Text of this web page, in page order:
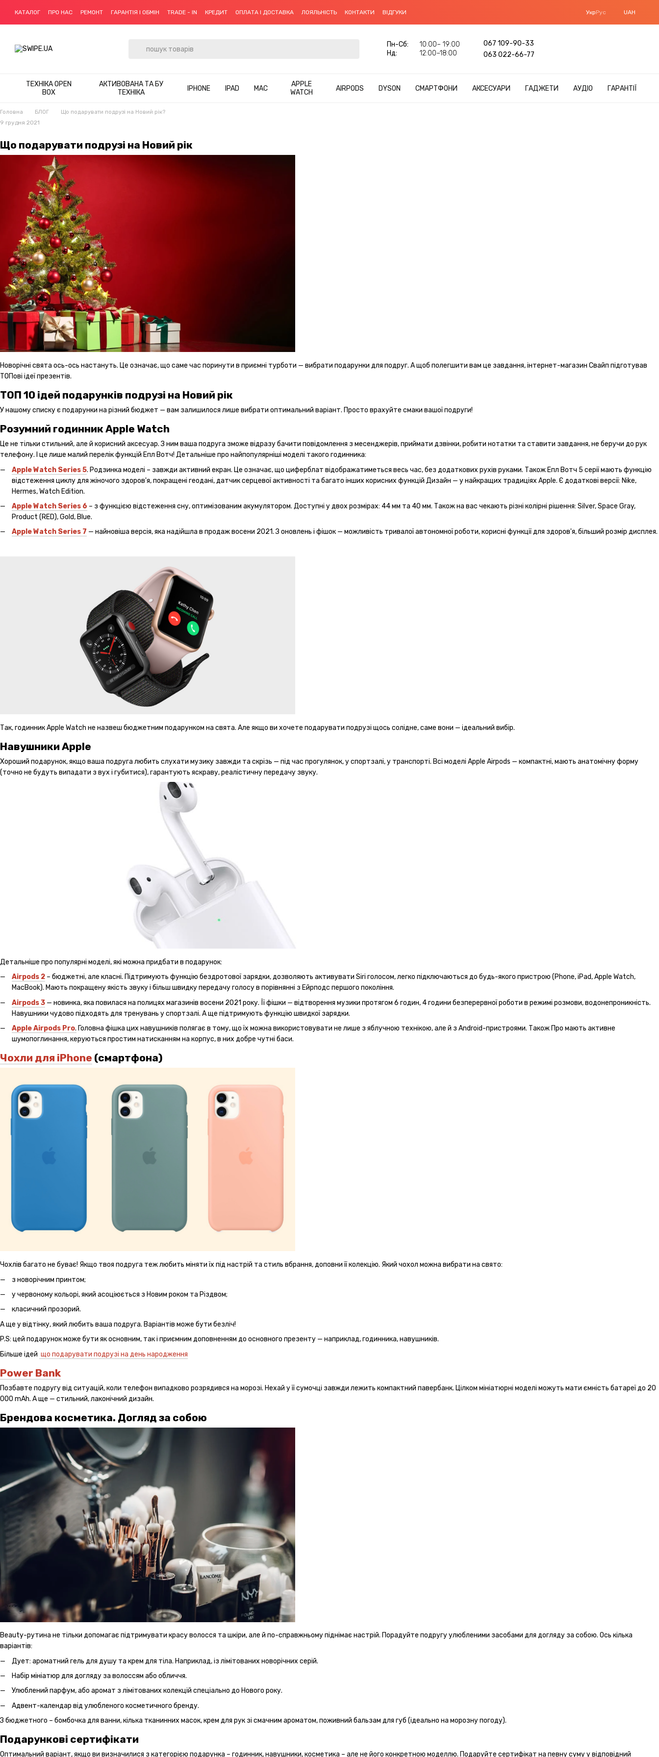
КАТАЛОГ ПРО НАС РЕМОНТ ГАРАНТІЯ І ОБМІН TRADE - IN КРЕДИТ ОПЛАТА І ДОСТАВКА ЛОЯЛЬНІСТЬ КОНТАКТИ ВІДГУКИ УкрРус UAH
Пн-Cб:
10:00– 19:00
Нд:
12:00–18:00
067 109-90-33
063 022-66-77
ТЕХНІКА OPEN
BOX
АКТИВОВАНА ТА БУ
ТЕХНІКА
IPHONE IPAD MAC
APPLE
WATCH
AIRPODS DYSON СМАРТФОНИ АКСЕСУАРИ ГАДЖЕТИ АУДІО ГАРАНТІЇ
Головна БЛОГ Що подарувати подрузі на Новий рік?
9 грудня 2021
Що подарувати подрузі на Новий рік
Новорічні свята ось-ось настануть. Це означає, що саме час поринути в приємні турботи — вибрати подарунки для подруг. А щоб полегшити вам це завдання, інтернет-магазин Свайп підготував
ТОПові ідеї презентів.
ТОП 10 ідей подарунків подрузі на Новий рік
У нашому списку є подарунки на різний бюджет — вам залишилося лише вибрати оптимальний варіант. Просто врахуйте смаки вашої подруги!
Розумний годинник Apple Watch
Це не тільки стильний, але й корисний аксесуар. З ним ваша подруга зможе відразу бачити повідомлення з месенджерів, приймати дзвінки, робити нотатки та ставити завдання, не беручи до рук
телефону. І це лише малий перелік функцій Епл Вотч! Детальніше про найпопулярніші моделі такого годинника:
Apple Watch Series 5. Родзинка моделі – завжди активний екран. Це означає, що циферблат відображатиметься весь час, без додаткових рухів руками. Також Епл Вотч 5 серії мають функцію
відстеження циклу для жіночого здоров'я, покращені геодані, датчик серцевої активності та багато інших корисних функцій Дизайн — у найкращих традиціях Apple. Є додаткові версії: Nike,
Hermes, Watch Edition.
Apple Watch Series 6 – з функцією відстеження сну, оптимізованим акумулятором. Доступні у двох розмірах: 44 мм та 40 мм. Також на вас чекають різні колірні рішення: Silver, Space Gray,
Product (RED), Gold, Blue.
Apple Watch Series 7 — найновіша версія, яка надійшла в продаж восени 2021. З оновлень і фішок — можливість тривалої автономної роботи, корисні функції для здоров'я, більший розмір дисплея.
Так, годинник Apple Watch не назвеш бюджетним подарунком на свята. Але якщо ви хочете подарувати подрузі щось солідне, саме вони — ідеальний вибір.
Навушники Apple
Хороший подарунок, якщо ваша подруга любить слухати музику завжди та скрізь — під час прогулянок, у спортзалі, у транспорті. Всі моделі Apple Airpods — компактні, мають анатомічну форму
(точно не будуть випадати з вух і губитися), гарантують яскраву, реалістичну передачу звуку.
Детальніше про популярні моделі, які можна придбати в подарунок:
Airpods 2 – бюджетні, але класні. Підтримують функцію бездротової зарядки, дозволяють активувати Siri голосом, легко підключаються до будь-якого пристрою (Phone, iPad, Apple Watch,
MacBook). Мають покращену якість звуку і більш швидку передачу голосу в порівнянні з Ейрподс першого покоління.
Airpods 3 — новинка, яка повилася на полицях магазинів восени 2021 року. Її фішки — відтворення музики протягом 6 годин, 4 години безперервної роботи в режимі розмови, водонепроникність.
Навушники чудово підходять для тренувань у спортзалі. А ще підтримують функцію швидкої зарядки.
Apple Airpods Pro. Головна фішка цих навушників полягає в тому, що їх можна використовувати не лише з яблучною технікою, але й з Android-пристроями. Також Про мають активне
шумопоглинання, керуються простим натисканням на корпус, в них добре чутні баси.
Чохли для iPhone (смартфона)
Чохлів багато не буває! Якщо твоя подруга теж любить міняти їх під настрій та стиль вбрання, доповни її колекцію. Який чохол можна вибрати на свято:
з новорічним принтом;
у червоному кольорі, який асоціюється з Новим роком та Різдвом;
класичний прозорий.
А ще у відтінку, який любить ваша подруга. Варіантів може бути безліч!
P.S: цей подарунок може бути як основним, так і приємним доповненням до основного презенту — наприклад, годинника, навушників.
Більше ідей що подарувати подрузі на день народження
Power Bank
Позбавте подругу від ситуацій, коли телефон випадково розрядився на морозі. Нехай у її сумочці завжди лежить компактний павербанк. Цілком мініатюрні моделі можуть мати ємність батареї до 20
000 mAh. А ще — стильний, лаконічний дизайн.
Брендова косметика. Догляд за собою
Beauty-рутина не тільки допомагає підтримувати красу волосся та шкіри, але й по-справжньому піднімає настрій. Порадуйте подругу улюбленими засобами для догляду за собою. Ось кілька
варіантів:
Дует: ароматний гель для душу та крем для тіла. Наприклад, із лімітованих новорічних серій.
Набір мініатюр для догляду за волоссям або обличчя.
Улюблений парфум, або аромат з лімітованих колекцій спеціально до Нового року.
Адвент-календар від улюбленого косметичного бренду.
З бюджетного – бомбочка для ванни, кілька тканинних масок, крем для рук зі смачним ароматом, поживний бальзам для губ (ідеально на морозну погоду).
Подарункові сертифікати
Оптимальний варіант, якщо ви визначилися з категорією подарунка – годинник, навушники, косметика – але не його конкретною моделлю. Подаруйте сертифікат на певну суму у відповідний